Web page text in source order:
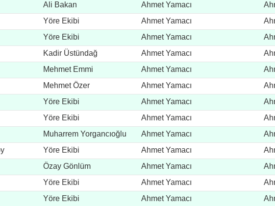
Ali Bakan Ahmet Yamacı
Yöre Ekibi Ahmet Yamacı
Yöre Ekibi Ahmet Yamacı
Kadir Üstündağ Ahmet Yamacı
Mehmet Emmi Ahmet Yamacı
Mehmet Özer Ahmet Yamacı
Yöre Ekibi Ahmet Yamacı
Yöre Ekibi Ahmet Yamacı
Muharrem Yorgancıoğlu Ahmet Yamacı
Yöre Ekibi Ahmet Yamacı
Özay Gönlüm Ahmet Yamacı
Yöre Ekibi Ahmet Yamacı
Yöre Ekibi Ahmet Yamacı